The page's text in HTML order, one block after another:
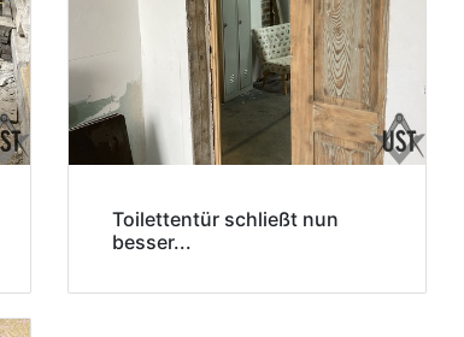
Toilettentür schließt nun
besser...